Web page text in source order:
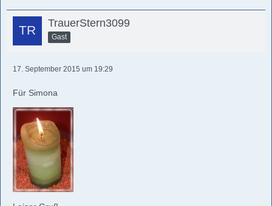
TrauerStern3099
Gast
17. September 2015 um 19:29
Für Simona